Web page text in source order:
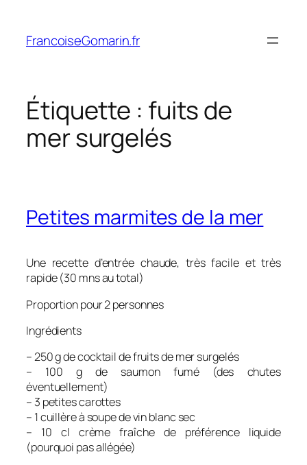
contenu
FrancoiseGomarin.fr
Étiquette : fuits de
mer surgelés
Petites marmites de la mer
Une recette d’entrée chaude, très facile et très
rapide (30 mns au total)
Proportion pour 2 personnes
Ingrédients
– 250 g de cocktail de fruits de mer surgelés
– 100 g de saumon fumé (des chutes
éventuellement)
– 3 petites carottes
– 1 cuillère à soupe de vin blanc sec
– 10 cl crème fraîche de préférence liquide
(pourquoi pas allégée)